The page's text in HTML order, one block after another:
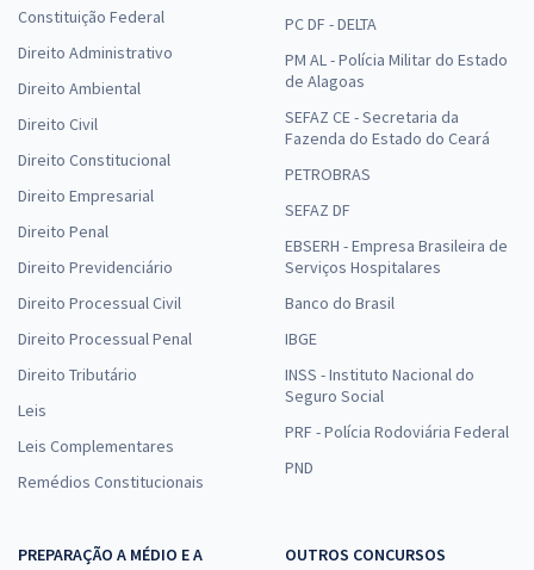
Constituição Federal
Direito Administrativo
Direito Ambiental
Direito Civil
Direito Constitucional
Direito Empresarial
Direito Penal
Direito Previdenciário
Direito Processual Civil
Direito Processual Penal
Direito Tributário
Leis
Leis Complementares
Remédios Constitucionais
PC DF - DELTA
PM AL - Polícia Militar do Estado
de Alagoas
SEFAZ CE - Secretaria da
Fazenda do Estado do Ceará
PETROBRAS
SEFAZ DF
EBSERH - Empresa Brasileira de
Serviços Hospitalares
Banco do Brasil
IBGE
INSS - Instituto Nacional do
Seguro Social
PRF - Polícia Rodoviária Federal
PND
PREPARAÇÃO A MÉDIO E A
OUTROS CONCURSOS